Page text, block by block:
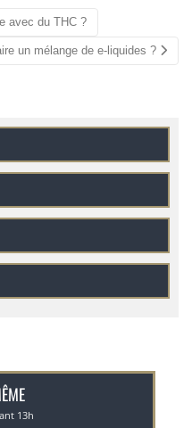
avec du THC ?
un mélange de e-liquides ?
13h